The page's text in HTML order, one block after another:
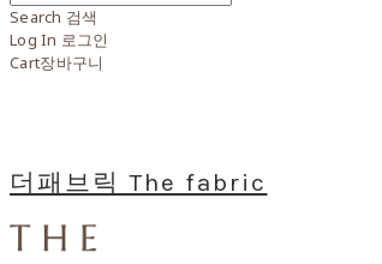
Search 검색
Log In 로그인
Cart장바구니
더패브릭 The fabric